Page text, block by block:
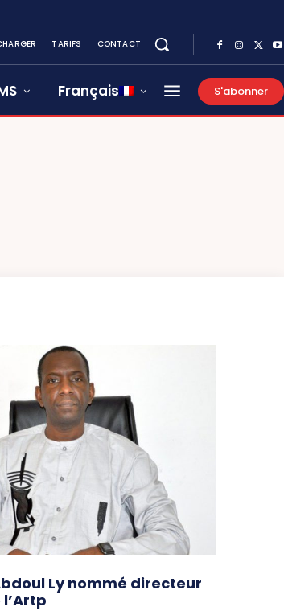
TARIFS CONTACT
Français S'abonner
Ly nommé directeur